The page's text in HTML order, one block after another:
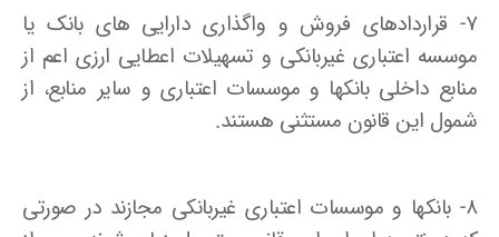
۷- قراردادهای فروش و واگذاری دارایی های بانک یا
موسسه اعتباری غیربانکی و تسهیلات اعطایی ارزی اعم از
منابع داخلی بانکها و موسسات اعتباری و سایر منابع، از
شمول این قانون مستثنی هستند.
۸- بانکها و موسسات اعتباری غیربانکی مجازند در صورتی